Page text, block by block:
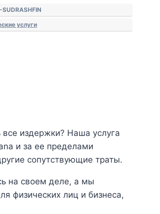
услуги
издержки? Наша услуга
и за ее пределами
сопутствующие траты.
на своем деле, а мы
физических лиц и бизнеса,